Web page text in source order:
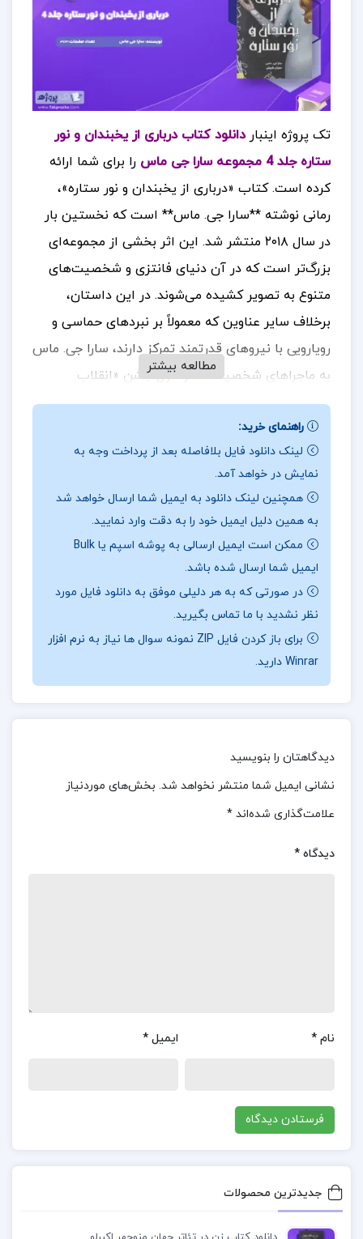
تک پروژه اینبار دانلود کتاب درباری از یخبندان و نور
ستاره جلد 4 مجموعه سارا جی ماس
را برای شما ارائه
کرده است.کتاب «درباری از یخبندان و نور ستاره»،
رمانی نوشته **سارا جی. ماس** است که نخستین بار
در سال ۲۰۱۸ منتشر شد. این اثر بخشی از مجموعه‌ای
بزرگ‌تر است که در آن دنیای فانتزی و شخصیت‌های
متنوع به تصویر کشیده می‌شوند. در این داستان،
برخلاف سایر عناوین که معمولاً بر نبردهای حماسی و
رویارویی با نیروهای قدرتمند تمرکز دارند، سارا جی. ماس
به ماجراهای شخصیت‌ها در طول جشن «انقلاب
زمستانی» می‌پردازد. برای خرید و دانلود کتاب های
بیشتر همراهتک پروژه
درباره و خلاصه کتاب درباری از یخبندان و نور ستاره جلد
**فیرا**، شخصیت اصلی داستان، در حال آماده شدن
برای نخستین جشن «انقلاب زمستانی» خود به عنوان
«بانوی ارشد» است. این جشن نه تنها فرصتی برای
تجلیل از تغییرات فصل و آغاز زمستان است، بلکه به
عنوان یک مراسم فرهنگی و اجتماعی در دربار نیز
اهمیت دارد. در طول این زمان، فیرا با چالش‌های
همچنین آیین‌ها و سنت‌های دربار می‌آموزد. او در
4 مجموعه سارا جی ماس
نیز نمی‌تواند سایه اتفاقات گذشته را دور کند.
کسانش بیش از آنچه فکر می‌کرده آسیب دیده‌اند…
مجموعه سارا جی ماس
مطالعه بیشتر
راهنمای خرید:
لینک دانلود فایل بلافاصله بعد از پرداخت وجه به
نمایش در خواهد آمد.
همچنین لینک دانلود به ایمیل شما ارسال خواهد شد
به همین دلیل ایمیل خود را به دقت وارد نمایید.
ممکن است ایمیل ارسالی به پوشه اسپم یا Bulk
ایمیل شما ارسال شده باشد.
در صورتی که به هر دلیلی موفق به دانلود فایل مورد
نظر نشدید با ما تماس بگیرید.
برای باز کردن فایل ZIP نمونه سوال ها نیاز به نرم افزار
Winrar دارید.
دیدگاهتان را بنویسید
نشانی ایمیل شما منتشر نخواهد شد. بخش‌های موردنیاز
علامت‌گذاری شده‌اند *
دیدگاه *
نام * ایمیل *
جدیدترین محصولات